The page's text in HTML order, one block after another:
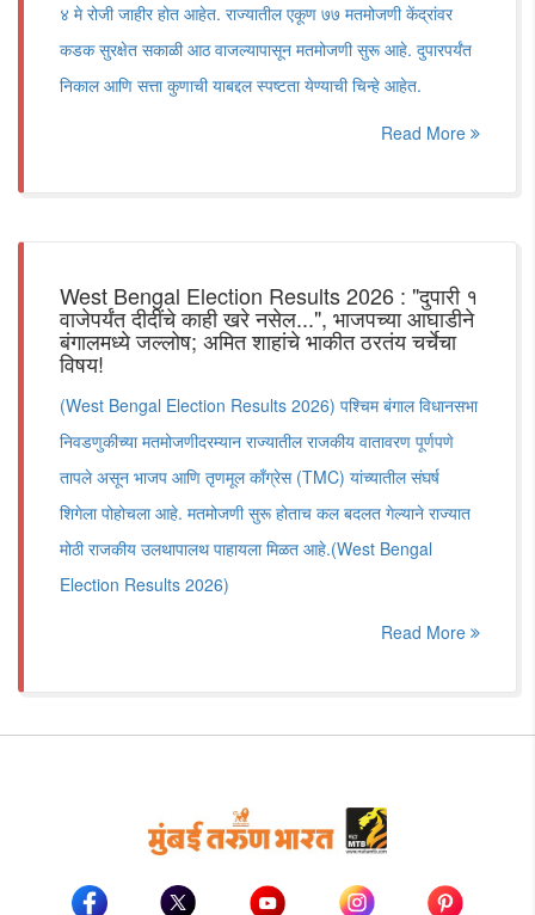
४ मे रोजी जाहीर होत आहेत. राज्यातील एकूण ७७ मतमोजणी केंद्रांवर
कडक सुरक्षेत सकाळी आठ वाजल्यापासून मतमोजणी सुरू आहे. दुपारपर्यंत
निकाल आणि सत्ता कुणाची याबद्दल स्पष्टता येण्याची चिन्हे आहेत.
Read More
West Bengal Election Results 2026 : "दुपारी १
वाजेपर्यंत दीदींचे काही खरे नसेल...", भाजपच्या आघाडीने
बंगालमध्ये जल्लोष; अमित शाहांचे भाकीत ठरतंय चर्चेचा
विषय!
(West Bengal Election Results 2026) पश्चिम बंगाल विधानसभा
निवडणुकीच्या मतमोजणीदरम्यान राज्यातील राजकीय वातावरण पूर्णपणे
तापले असून भाजप आणि तृणमूल काँग्रेस (TMC) यांच्यातील संघर्ष
शिगेला पोहोचला आहे. मतमोजणी सुरू होताच कल बदलत गेल्याने राज्यात
मोठी राजकीय उलथापालथ पाहायला मिळत आहे.(West Bengal
Election Results 2026)
Read More